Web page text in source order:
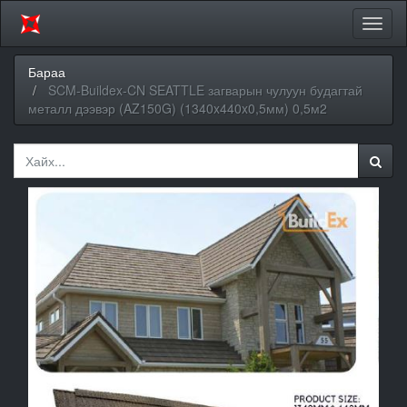
Бараа
SCM-Buildex-CN SEATTLE загварын чулуун будагтай
металл дээвэр (AZ150G) (1340x440x0,5мм) 0,5м2